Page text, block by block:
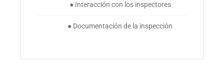
● Interacción con los inspectores
● Documentación de la inspección